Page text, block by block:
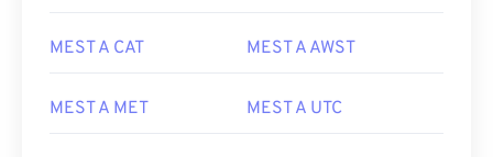
MEST A CAT MEST A AWST
MEST A MET MEST A UTC